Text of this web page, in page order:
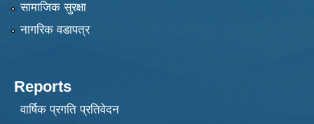
सामाजिक सुरक्षा
नागरिक वडापत्र
Reports
वार्षिक प्रगति प्रतिवेदन